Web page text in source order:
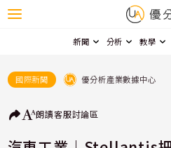
新聞 分析 教學
國際新聞 優分析產業數據中心
朗讀客服討論區